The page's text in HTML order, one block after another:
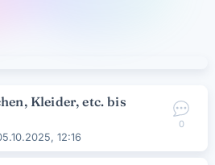
0
Kleider, etc. bis
12:16